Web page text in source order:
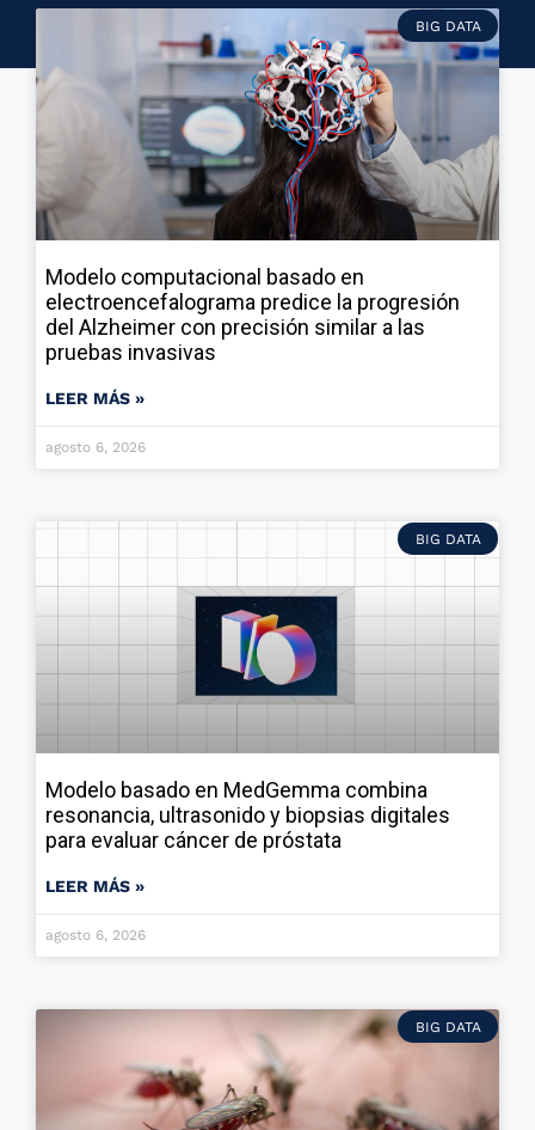
BIG DATA
Modelo computacional basado en
electroencefalograma predice la progresión
del Alzheimer con precisión similar a las
pruebas invasivas
LEER MÁS »
agosto 6, 2026
BIG DATA
Modelo basado en MedGemma combina
resonancia, ultrasonido y biopsias digitales
para evaluar cáncer de próstata
LEER MÁS »
agosto 6, 2026
BIG DATA